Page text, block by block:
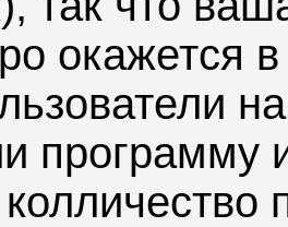
окажется
программу